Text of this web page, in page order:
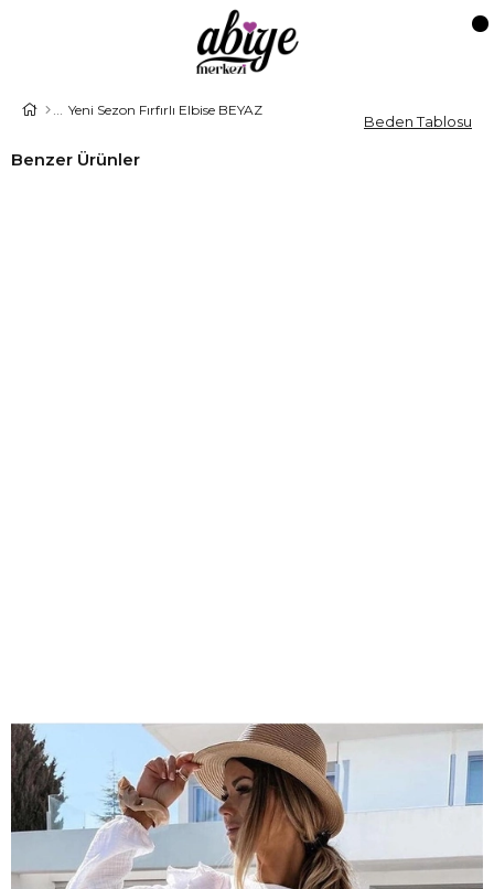
Yeni Sezon Fırfırlı Elbise BEYAZ
Benzer Ürünler
Beden Tablosu